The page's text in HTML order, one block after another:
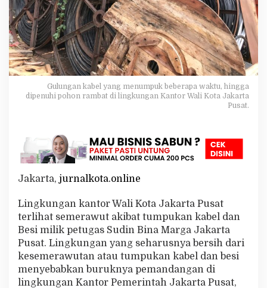
p
u
s
T
e
r
l
h
m
r
w
t
A
k
i
b
a
K
a
Gulungan kabel yang menumpuk beberapa waktu, hingga
dipenuhi pohon rambat di lingkungan Kantor Wali Kota Jakarta
Pusat.
Jakarta, jurnalkota.online
Lingkungan kantor Wali Kota Jakarta Pusat
terlihat semerawut akibat tumpukan kabel dan
Besi milik petugas Sudin Bina Marga Jakarta
Pusat. Lingkungan yang seharusnya bersih dari
kesemerawutan atau tumpukan kabel dan besi
menyebabkan buruknya pemandangan di
lingkungan Kantor Pemerintah Jakarta Pusat,